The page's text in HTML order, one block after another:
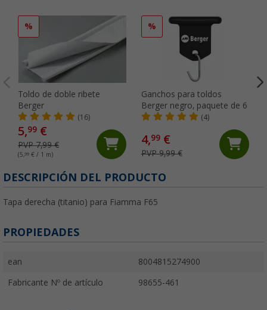
%
Toldo de doble ribete
Berger
(16)
5,99 €
PVP 7,99 €
(5,99 € / 1 m)
%
Ganchos para toldos
Berger negro, paquete de 6
(4)
4,99€
PVP 9,99 €
DESCRIPCIÓN DEL PRODUCTO
Tapa derecha (titanio) para Fiamma F65
PROPIEDADES
ean 8004815274900
Fabricante Nº de artículo 98655-461